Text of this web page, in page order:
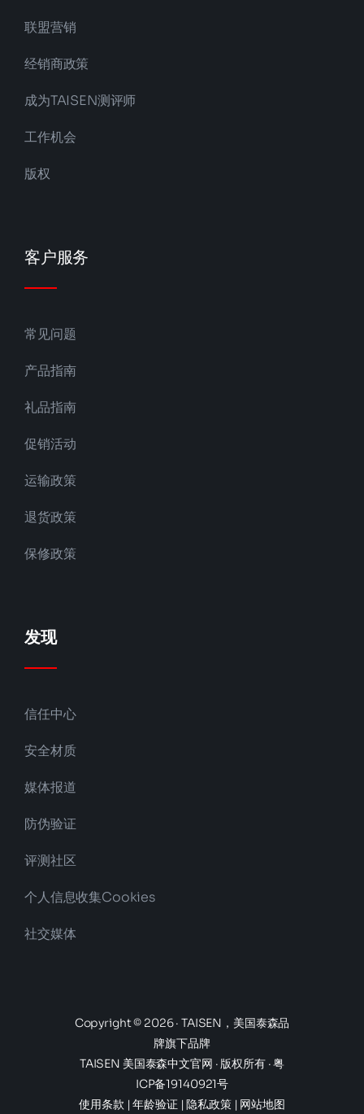
联盟营销
经销商政策
成为TAISEN测评师
工作机会
版权
客户服务
常见问题
产品指南
礼品指南
促销活动
运输政策
退货政策
保修政策
发现
信任中心
安全材质
媒体报道
防伪验证
评测社区
个人信息收集Cookies
社交媒体
Copyright © 2026 · TAISEN，美国泰森品
牌旗下品牌
TAISEN 美国泰森中文官网 · 版权所有 ·粤
ICP备19140921号
使用条款 |年龄验证 |隐私政策| 网站地图